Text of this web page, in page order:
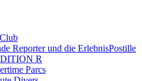
Reporter und die ErlebnisPostille
R
Parcs